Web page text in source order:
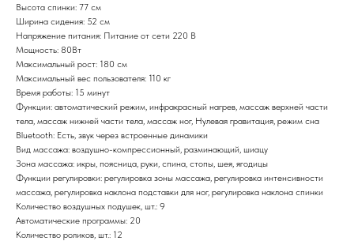
Высота спинки: 77 см
Ширина сидения: 52 см
Напряжение питания: Питание от сети 220 В
Мощность: 80Вт
Максимальный рост: 180 см
Максимальный вес пользователя: 110 кг
Время работы: 15 минут
Функции: автоматический режим, инфракрасный нагрев, массаж верхней части
тела, массаж нижней части тела, массаж ног, Нулевая гравитация, режим сна
Bluetooth: Есть, звук через встроенные динамики
Вид массажа: воздушно-компрессионный, разминающий, шиацу
Зона массажа: икры, поясница, руки, спина, стопы, шея, ягодицы
Функции регулировки: регулировка зоны массажа, регулировка интенсивности
массажа, регулировка наклона подставки для ног, регулировка наклона спинки
Количество воздушных подушек, шт.: 9
Автоматические программы: 20
Количество роликов, шт.: 12